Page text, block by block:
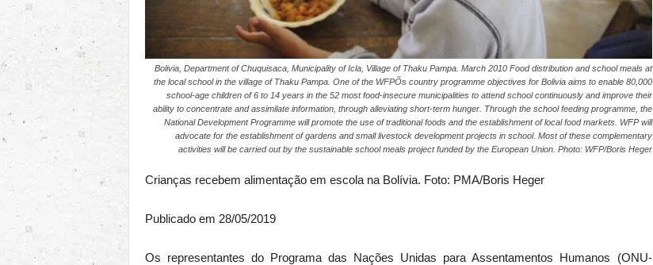
Bolivia, Department of Chuquisaca, Municipality of Icla, Village of Thaku Pampa. March 2010 Food distribution and school meals at
the local school in the village of Thaku Pampa. One of the WFPÕs country programme objectives for Bolivia aims to enable 80,000
school-age children of 6 to 14 years in the 52 most food-insecure municipalities to attend school continuously and improve their
ability to concentrate and assimilate information, through alleviating short-term hunger. Through the school feeding programme, the
National Development Programme will promote the use of traditional foods and the establishment of local food markets. WFP will
advocate for the establishment of gardens and small livestock development projects in school. Most of these complementary
activities will be carried out by the sustainable school meals project funded by the European Union. Photo: WFP/Boris Heger
Crianças recebem alimentação em escola na Bolívia. Foto: PMA/Boris Heger
Publicado em 28/05/2019
Os representantes do Programa das Nações Unidas para Assentamentos Humanos (ONU-